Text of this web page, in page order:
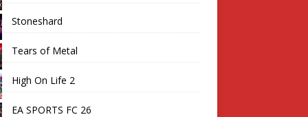
Stoneshard
Tears of Metal
High On Life 2
EA SPORTS FC 26